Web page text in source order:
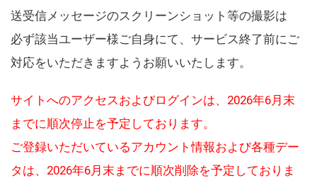
送受信メッセージのスクリーンショット等の撮影は
必ず該当ユーザー様ご自身にて、サービス終了前にご
対応をいただきますようお願いいたします。
サイトへのアクセスおよびログインは、2026年6月末
までに順次停止を予定しております。
ご登録いただいているアカウント情報および各種デー
タは、2026年6月末までに順次削除を予定しておりま